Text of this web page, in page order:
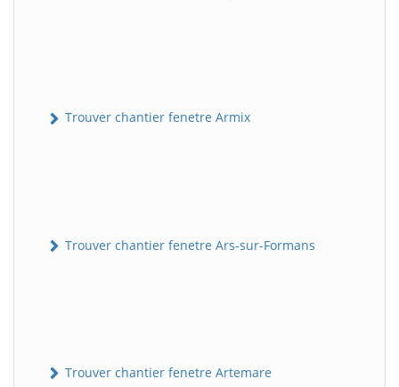
Trouver chantier fenetre Armix
Trouver chantier fenetre Ars-sur-Formans
Trouver chantier fenetre Artemare